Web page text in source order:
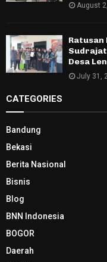
August
Ratusan
Sudrajat
Desa
July 31,
CATEGORIES
Bandung
Bekasi
Berita Nasional
Bisnis
Blog
BNN Indonesia
BOGOR
Daerah